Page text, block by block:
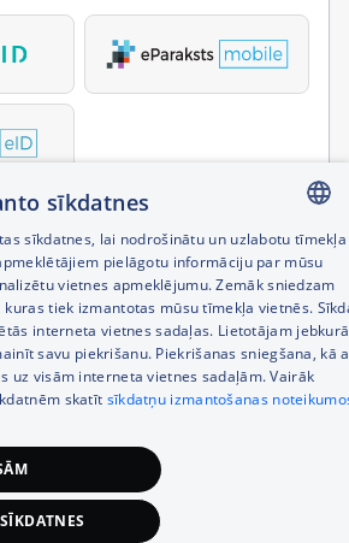
LATVIAN
RUSSIAN
ENGLISH
sīkdatnes
sīkdatnes, lai nodrošinātu un uzlabotu tīmekļa
pielāgotu informāciju par mūsu
vietnes apmeklējumu. Zemāk sniedzam
tiek izmantotas mūsu tīmekļa vietnēs.
interneta vietnes sadaļas. Lietotājam
savu piekrišanu. Piekrišanas sniegšana, kā
uz visām interneta vietnes sadaļām. Vairāk
skatīt sīkdatņu izmantošanas